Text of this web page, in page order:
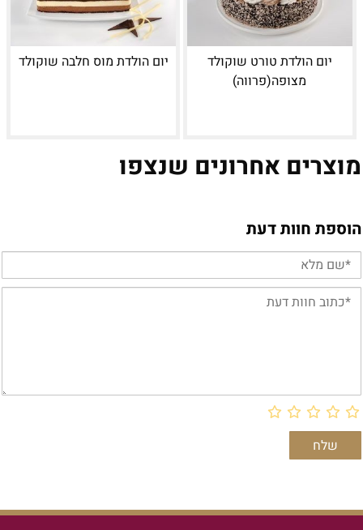
יום הולדת טורט שוקולד
מצופה(פרווה)
יום הולדת מוס חלבה שוקולד
מוצרים אחרונים שנצפו
הוספת חוות דעת